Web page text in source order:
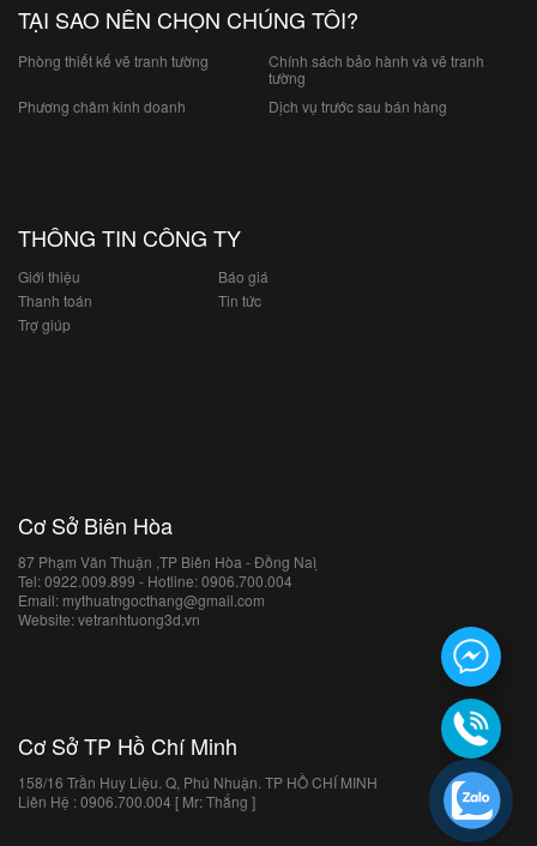
TẠI SAO NÊN CHỌN CHÚNG TÔI?
Phòng thiết kế vẽ tranh tường
Chính sách bảo hành và vẽ tranh
tường
Phương châm kinh doanh
Dịch vụ trước sau bán hàng
THÔNG TIN CÔNG TY
Giới thiệu
Báo giá
Thanh toán
Tin tức
Trợ giúp
Cơ Sở Biên Hòa
87 Phạm Văn Thuận ,TP Biên Hòa - Đồng Naì ̣
Tel: 0922.009.899 - Hotline: 0906.700.004
Email: mythuatngocthang@gmail.com
Website: vetranhtuong3d.vn
Cơ Sở TP Hồ Chí Minh
158/16 Trần Huy Liệu. Q, Phú Nhuận. TP HỒ CHÍ MINH
Liên Hệ : 0906.700.004 [ Mr: Thắng ]